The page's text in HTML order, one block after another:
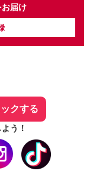
届け
クする
う！